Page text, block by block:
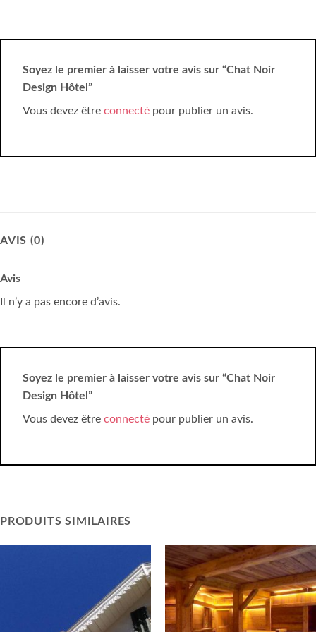
Soyez le premier à laisser votre avis sur “Chat Noir
Design Hôtel”
Vous devez être connecté pour publier un avis.
AVIS (0)
Avis
Il n’y a pas encore d’avis.
Soyez le premier à laisser votre avis sur “Chat Noir
Design Hôtel”
Vous devez être connecté pour publier un avis.
PRODUITS SIMILAIRES